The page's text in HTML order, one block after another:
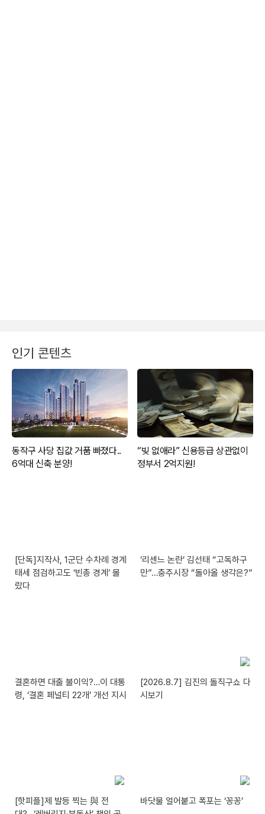
인기 콘텐츠
[단독]지작사, 1군단 수차례 경계
태세 점검하고도 ‘빈총 경계’ 몰
랐다
‘리센느 논란’ 김선태 “고독하구
만”…충주시장 “돌아올 생각은?”
결혼하면 대출 불이익?…이 대통
령, ‘결혼 페널티 22개’ 개선 지시
[2026.8.7] 김진의 돌직구쇼 다
시보기
[핫피플]제 발등 찍는 與 전
바닷물 얼어붙고 폭포는 ‘꽁꽁’